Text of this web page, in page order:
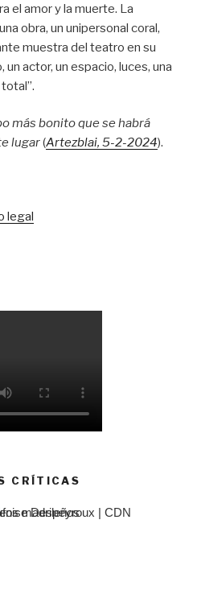
el amor y la muerte. La
obra, un unipersonal coral,
muestra del teatro en su
actor, un espacio, luces, una
más bonito que se habrá
lugar(Artezblai, 5-2-2024).
legal
CRÍTICAS